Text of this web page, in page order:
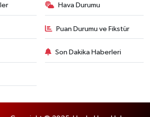
Hava Durumu
Puan Durumu ve Fikstür
Son Dakika Haberleri